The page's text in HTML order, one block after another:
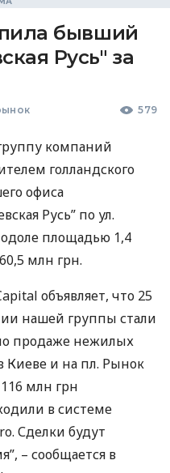
бывший
Русь" за
579
компаний
голландского
офиса
Русь” по ул.
площадью 1,4
млн грн.
объявляет, что 25
нашей группы стали
продаже нежилых
Киеве и на пл. Рынок
млн грн
в системе
Сделки будут
– сообщается в